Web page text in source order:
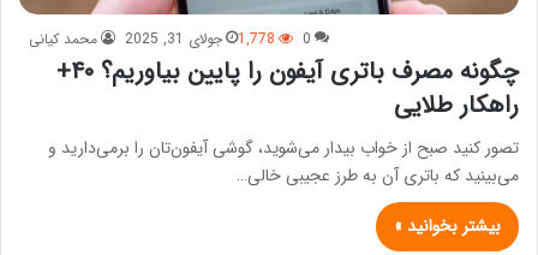
محمد کیانی جولای 31, 2025 0
1,778
چگونه مصرف باتری آیفون را پایین بیاوریم؟ ۴۰+
راهکار طلایی
تصور کنید صبح از خواب بیدار می‌شوید، گوشی آیفون‌تان را برمی‌دارید و
می‌بینید که باتری آن به طرز عجیبی خالی…
بیشتر بخوانید »